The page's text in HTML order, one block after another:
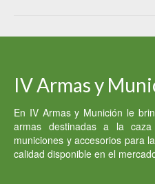
IV Armas y
En IV Armas y Munición le
armas destinadas a la
municiones y accesorios para
calidad disponible en el